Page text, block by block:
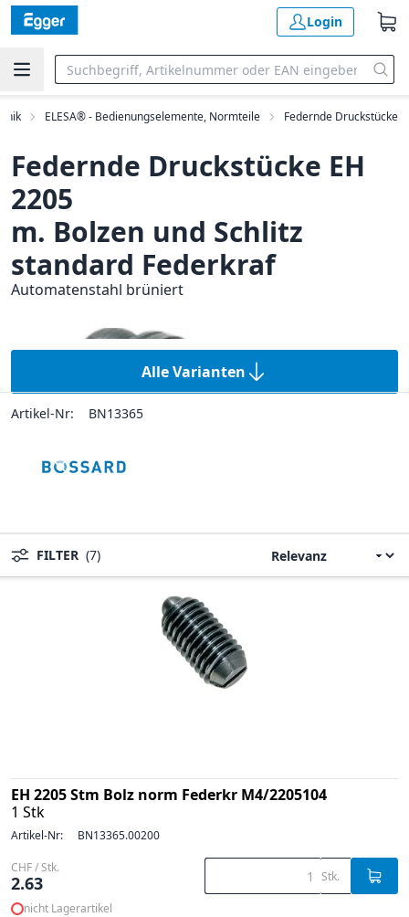
Login
ELESA® - Bedienungselemente, Normteile Federnde Druckstücke
Federnde Druckstücke EH
2205
m. Bolzen und Schlitz
standard Federkraf
Automatenstahl brüniert
Alle Varianten
Artikel-Nr: BN13365
FILTER (7)
EH 2205 Stm Bolz norm Federkr M4/2205104
1 Stk
Artikel-Nr: BN13365.00200
CHF / Stk.
2.63 Stk.
nicht Lagerartikel